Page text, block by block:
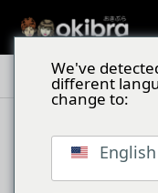
遊び体験
We've
different
change to:
English